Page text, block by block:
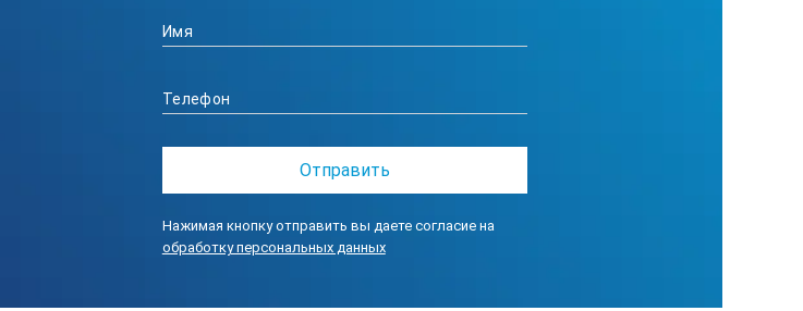
Нажимая кнопку отправить вы даете согласие на
обработку персональных данных